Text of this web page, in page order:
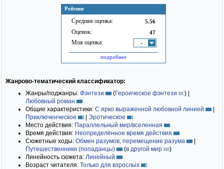
Рейтинг
Средняя оценка: 5.56
Оценок: 47
Моя оценка: -
подробнее
Жанрово-тематический классификатор:
Жанры/поджанры: Фэнтези (Героическое фэнтези ) |
Любовный роман
Общие характеристики: С ярко выраженной любовной линией
|
Приключенческое
| Эротическое
Место действия: Параллельный мир/вселенная
Время действия: Неопределённое время действия
Сюжетные ходы: Обмен разумов, перемещение разума
|
Путешественники (попаданцы)
(в другой мир
)
Линейность сюжета: Линейный
Возраст читателя: Только для взрослых